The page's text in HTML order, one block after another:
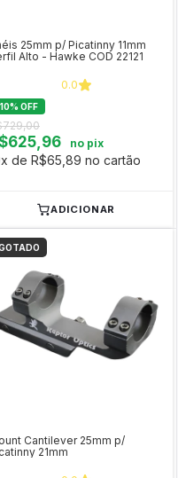
25mm p/ Picatinny 11mm
Alto - Hawke COD 22121
0.0
10% OFF
no pix
de R$65,89 no cartão
ADICIONAR
Cantilever 25mm p/
21mm